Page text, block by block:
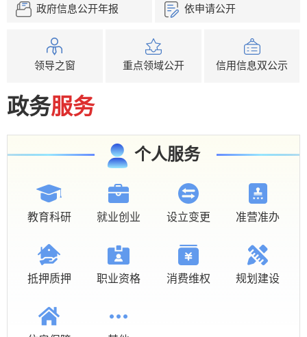
政府信息公开年报 依申请公开
领导之窗 重点领域公开 信用信息双公示
政务服务
个人服务
教育科研 就业创业 设立变更 准营准办
抵押质押 职业资格 消费维权 规划建设